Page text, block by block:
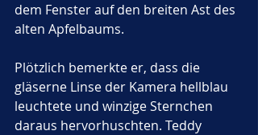
dem Fenster auf den breiten Ast des
alten Apfelbaums.
Plötzlich bemerkte er, dass die
gläserne Linse der Kamera hellblau
leuchtete und winzige Sternchen
daraus hervorhuschten. Teddy